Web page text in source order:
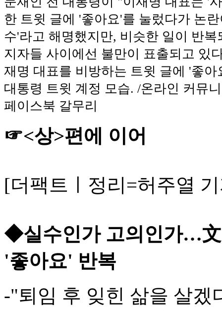
한 트윗 글에 '좋아요'를 눌렀다가 논
수'라고 해명했지만, 비슷한 일이 반
지자들 사이에선 불만이 표출되고 있
재명 대표를 비방하는 트윗 글에 '좋아
대통령 트윗 계정 모습. /온라인 커뮤
페이스북 갈무리
☞<상>편에 이어
[더팩트ㅣ정리=허주열
◆실수인가 고의인가…
'좋아요' 반복
-"퇴임 후 잊힌 삶을 살겠